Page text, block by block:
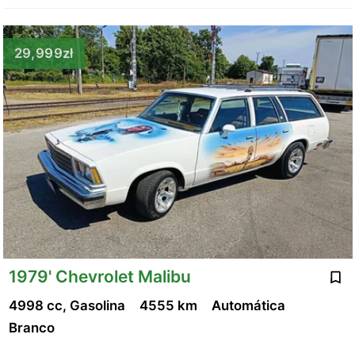
29,999zł
1979' Chevrolet Malibu
4998 cc, Gasolina 4555 km
Automática
Branco